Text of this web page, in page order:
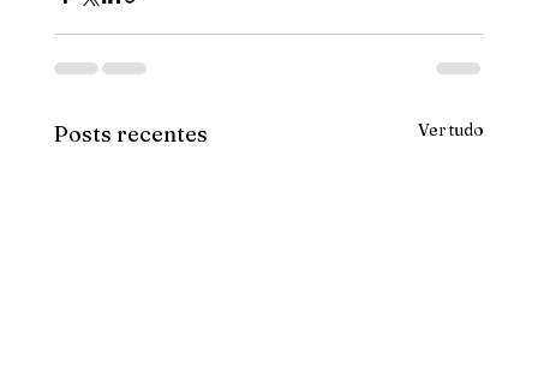
Posts recentes Ver tudo